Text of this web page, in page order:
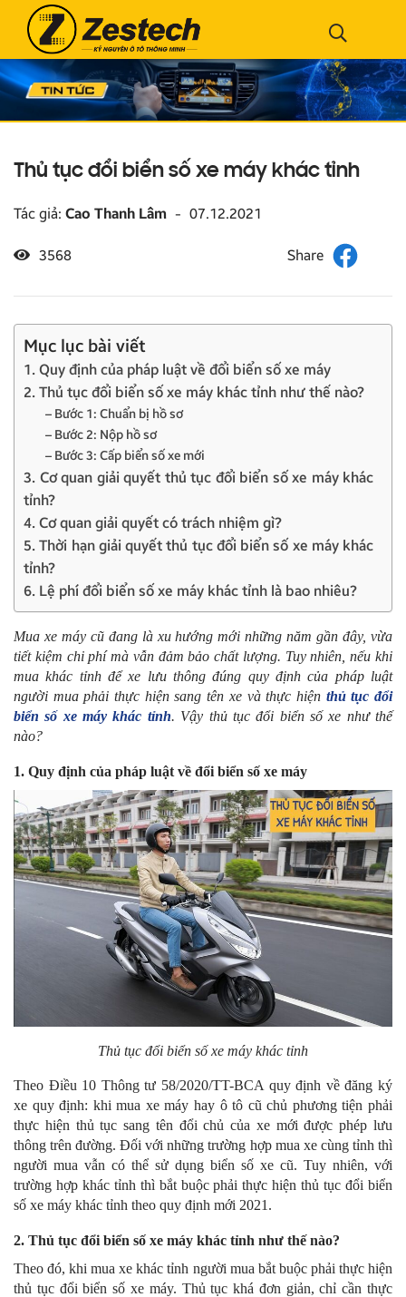
Thủ tục đổi biển số xe máy khác tỉnh
Tác giả: Cao Thanh Lâm - 07.12.2021
3568
Mục lục bài viết
1. Quy định của pháp luật về đổi biển số xe máy
2. Thủ tục đổi biển số xe máy khác tỉnh như thế nào?
– Bước 1: Chuẩn bị hồ sơ
– Bước 2: Nộp hồ sơ
– Bước 3: Cấp biển số xe mới
3. Cơ quan giải quyết thủ tục đổi biển số xe máy khác
tỉnh?
4. Cơ quan giải quyết có trách nhiệm gì?
5. Thời hạn giải quyết thủ tục đổi biển số xe máy khác
tỉnh?
6. Lệ phí đổi biển số xe máy khác tỉnh là bao nhiêu?
Mua xe máy cũ đang là xu hướng mới những năm gần đây, vừa
tiết kiệm chi phí mà vẫn đảm bảo chất lượng. Tuy nhiên, nếu khi
mua khác tỉnh để xe lưu thông đúng quy định của pháp luật
người mua phải thực hiện sang tên xe và thực hiện thủ tục đổi
biển số xe máy khác tỉnh. Vậy thủ tục đổi biển số xe như thế
nào?
1. Quy định của pháp luật về đổi biển số xe máy
Thủ tục đổi biển số xe máy khác tỉnh
Theo Điều 10 Thông tư 58/2020/TT-BCA quy định về đăng ký
xe quy định: khi mua xe máy hay ô tô cũ chủ phương tiện phải
thực hiện thủ tục sang tên đổi chủ của xe mới được phép lưu
thông trên đường. Đối với những trường hợp mua xe cùng tỉnh thì
người mua vẫn có thể sử dụng biển số xe cũ. Tuy nhiên, với
trường hợp khác tỉnh thì bắt buộc phải thực hiệnthủ tục đổi biển
số xe máy khác tỉnh theo quy định mới 2021.
2. Thủ tục đổi biển số xe máy khác tỉnh như thế nào?
Theo đó, khi mua xe khác tỉnh người mua bắt buộc phải thực hiện
thủ tục đổi biển số xe máy. Thủ tục khá đơn giản, chỉ cần thực